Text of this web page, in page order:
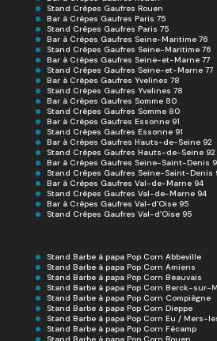
Stand Crêpes Gaufres Rouen
Bar à Crêpes Gaufres Paris 75
Stand Crêpes Gaufres Paris 75
Bar à Crêpes Gaufres Seine-Maritime 76
Stand Crêpes Gaufres Seine-Maritime 76
Bar à Crêpes Gaufres Seine-et-Marne 77
Stand Crêpes Gaufres Seine-et-Marne 77
Bar à Crêpes Gaufres Yvelines 78
Stand Crêpes Gaufres Yvelines 78
Bar à Crêpes Gaufres Somme 80
Stand Crêpes Gaufres Somme 80
Bar à Crêpes Gaufres Essonne 91
Stand Crêpes Gaufres Essonne 91
Bar à Crêpes Gaufres Hauts-de-Seine 92
Stand Crêpes Gaufres Hauts-de-Seine 92
Bar à Crêpes Gaufres Seine-Saint-Denis
Stand Crêpes Gaufres Seine-Saint-Denis
Bar à Crêpes Gaufres Val-de-Marne 94
Stand Crêpes Gaufres Val-de-Marne 94
Bar à Crêpes Gaufres Val-d’Oise 95
Stand Crêpes Gaufres Val-d’Oise 95
Stand Barbe à papa Pop Corn Abbeville
Stand Barbe à papa Pop Corn Amiens
Stand Barbe à papa Pop Corn Beauvais
Stand Barbe à papa Pop Corn Berck-sur-
Stand Barbe à papa Pop Corn Compiègne
Stand Barbe à papa Pop Corn Dieppe
Stand Barbe à papa Pop Corn Eu / Mers-
Stand Barbe à papa Pop Corn Fécamp